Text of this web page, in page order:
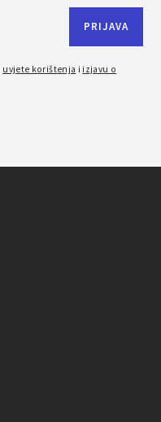
uvjete korištenja i izjavu o